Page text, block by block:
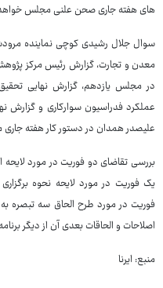
های هفته جاری صحن علنی مجلس
سوال جلال رشیدی کوچی نماینده
معدن و تجارت، گزارش رئیس مرکز
در مجلس یازدهم، گزارش نهایی
عملکرد فدراسیون سوارکاری و
علیصدر همدان در دستور کار هفته جاری
بررسی تقاضای دو فوریت در مورد لایحه
یک فوریت در مورد لایحه نحوه
اصلاحات و الحاقات بعدی آن از دیگر
منبع: ایرنا